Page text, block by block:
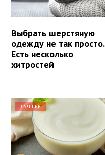
Выбрать шерстяную
одежду не так просто.
Есть несколько
хитростей
ЛУЧШЕЕ